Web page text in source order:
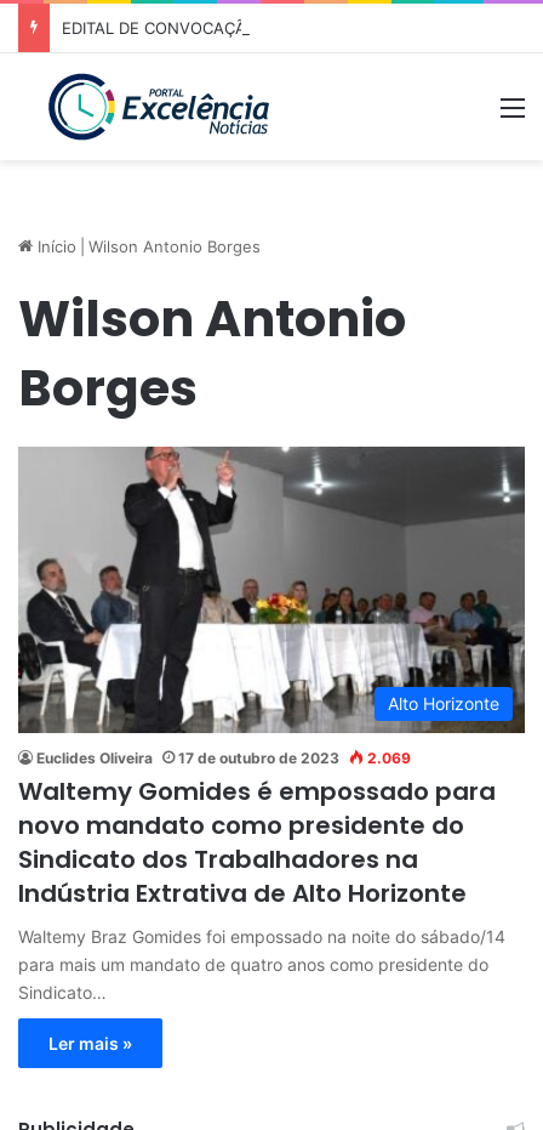
Início Wilson Antonio Borges
Wilson Antonio
Borges
Alto Horizonte
Euclides Oliveira 17 de outubro de 2023 2.069
Waltemy Gomides é empossado para
novo mandato como presidente do
Sindicato dos Trabalhadores na
Indústria Extrativa de Alto Horizonte
Waltemy Braz Gomides foi empossado na noite do sábado/14
para mais um mandato de quatro anos como presidente do
Sindicato…
Ler mais »